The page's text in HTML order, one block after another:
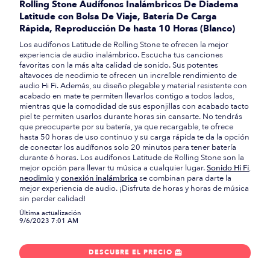
Rolling Stone Audífonos Inalámbricos De Diadema
Latitude con Bolsa De Viaje, Batería De Carga
Rápida, Reproducción De hasta 10 Horas (Blanco)
Los audífonos Latitude de Rolling Stone te ofrecen la mejor
experiencia de audio inalámbrico. Escucha tus canciones
favoritas con la más alta calidad de sonido. Sus potentes
altavoces de neodimio te ofrecen un increíble rendimiento de
audio Hi Fi. Además, su diseño plegable y material resistente con
acabado en mate te permiten llevarlos contigo a todos lados,
mientras que la comodidad de sus esponjillas con acabado tacto
piel te permiten usarlos durante horas sin cansarte. No tendrás
que preocuparte por su batería, ya que recargable, te ofrece
hasta 50 horas de uso continuo y su carga rápida te da la opción
de conectar los audífonos solo 20 minutos para tener batería
durante 6 horas. Los audífonos Latitude de Rolling Stone son la
mejor opción para llevar tu música a cualquier lugar.Sonido Hi Fi,
neodimioyconexión inalámbricase combinan para darte la
mejor experiencia de audio. ¡Disfruta de horas y horas de música
sin perder calidad!
Última actualización
9/6/2023 7:01 AM
DESCUBRE EL PRECIO 